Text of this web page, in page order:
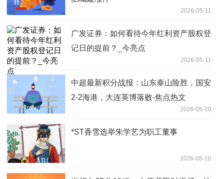
2026-05-11
广发证券：如何看待今年红利资产股权登
记日的提前？_今亮点
2026-05-11
中超最新积分战报：山东泰山险胜，国安
2-2海港，大连英博落败-焦点热文
2026-05-10
*ST香雪选举朱学艺为职工董事
2026-05-10